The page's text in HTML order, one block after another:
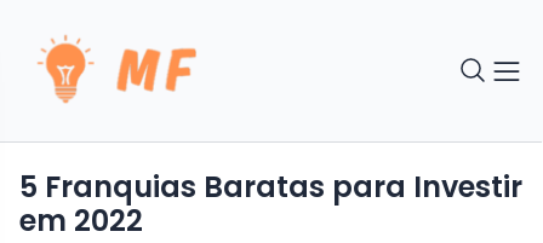
5 Franquias Baratas para Investir
em 2022